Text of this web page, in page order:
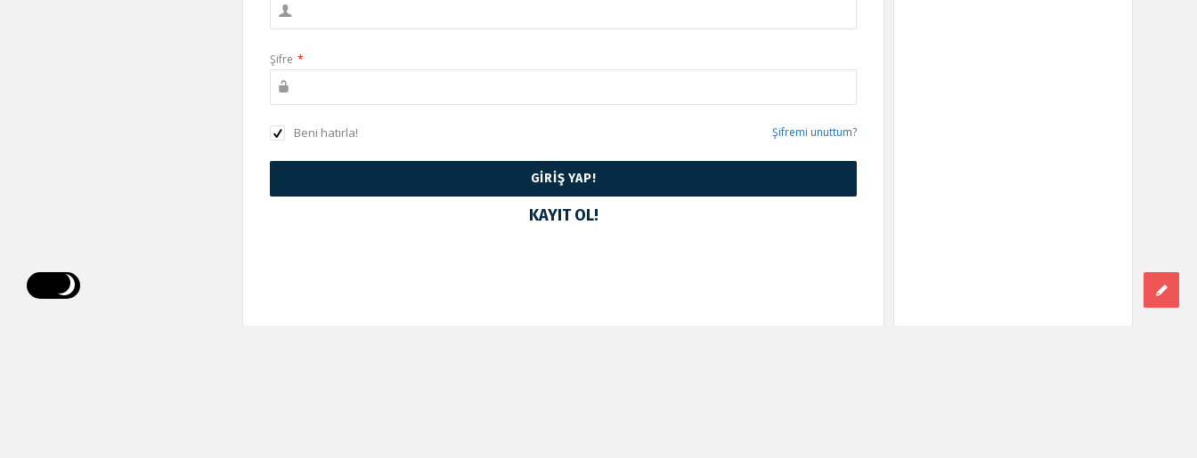
Şifre *
Beni hatırla! Şifremi unuttum?
KAYIT OL!